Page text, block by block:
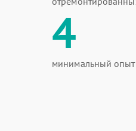
4
минимальный